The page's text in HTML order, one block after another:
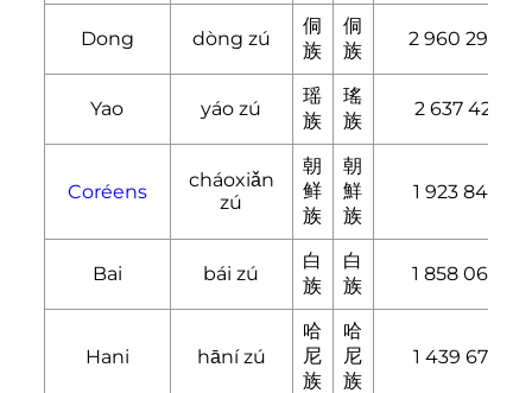
Dong dòng zú
侗
族
侗
族
2 960 293
Yao yáo zú
瑶
族
瑤
族
2 637 421
Coréens
cháoxiǎn
zú
朝
鲜
族
朝
鮮
族
1 923 842
Bai bái zú
白
族
白
族
1 858 063
Hani hāní zú
哈
尼
族
哈
尼
族
1 439 673